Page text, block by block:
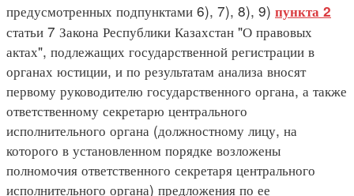
предусмотренных подпунктами 6), 7), 8), 9) пункта 2
статьи 7 Закона Республики Казахстан "О правовых
актах", подлежащих государственной регистрации в
органах юстиции, и по результатам анализа вносят
первому руководителю государственного органа, а также
ответственному секретарю центрального
исполнительного органа (должностному лицу, на
которого в установленном порядке возложены
полномочия ответственного секретаря центрального
исполнительного органа) предложения по ее